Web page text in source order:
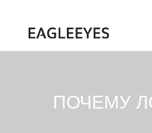
ПОЧЕМУ